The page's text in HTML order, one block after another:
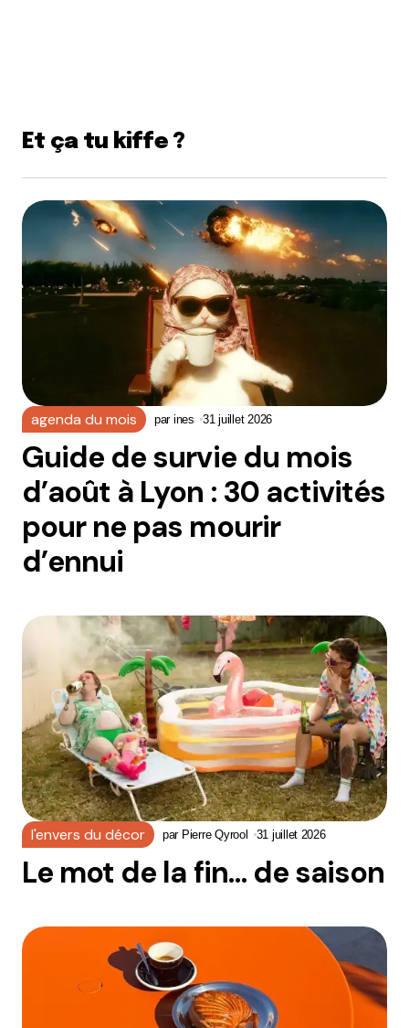
Et ça tu kiffe ?
agenda du mois par ines 31 juillet 2026
Guide de survie du mois
d’août à Lyon : 30 activités
pour ne pas mourir
d’ennui
l'envers du décor par Pierre Qyrool 31 juillet 2026
Le mot de la fin… de saison